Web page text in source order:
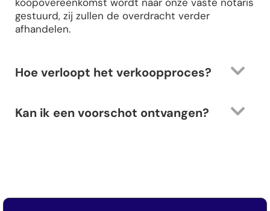
gestuurd, zij zullen de overdracht verder
afhandelen.
Hoe verloopt het verkoopproces?
Kan ik een voorschot ontvangen?